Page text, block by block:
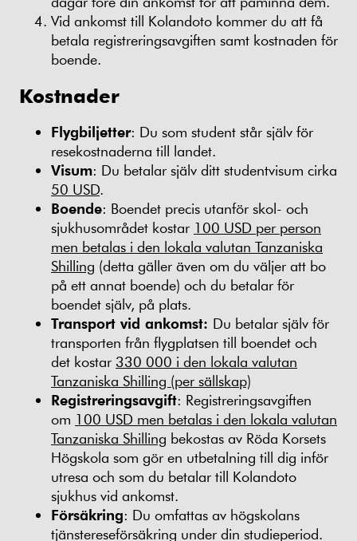
Vid ankomst till Kolandoto kommer du att få
betala registreringsavgiften samt kostnaden för
boende.
Kostnader
Flygbiljetter: Du som student står själv för
resekostnaderna till landet.
Visum: Du betalar själv ditt studentvisum cirka
50 USD.
Boende: Boendet precis utanför skol- och
sjukhusområdet kostar 100 USD per person
men betalas i den lokala valutan Tanzaniska
Shilling (detta gäller även om du väljer att bo
på ett annat boende) och du betalar för
boendet själv, på plats.
Transport vid ankomst: Du betalar själv för
transporten från flygplatsen till boendet och
det kostar 330 000 i den lokala valutan
Tanzaniska Shilling (per sällskap)
Registreringsavgift: Registreringsavgiften
om 100 USD men betalas i den lokala valutan
Tanzaniska Shilling bekostas av Röda Korsets
Högskola som gör en utbetalning till dig inför
utresa och som du betalar till Kolandoto
sjukhus vid ankomst.
Försäkring: Du omfattas av högskolans
tjänstereseförsäkring under din studieperiod.